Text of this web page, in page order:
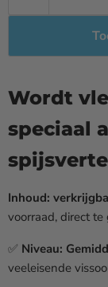
Wordt
speciaal
Inhoud:
voorraad, direct te
✅ Niveau:
veeleisende